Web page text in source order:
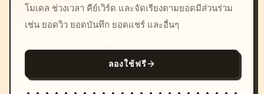
โมเดล ช่วงเวลา คีย์เวิร์ด และจัดเรียงตามยอดมีส่วนร่วม
เช่น ยอดวิว ยอดบันทึก ยอดแชร์ และอื่นๆ
ลองใช้ฟรี